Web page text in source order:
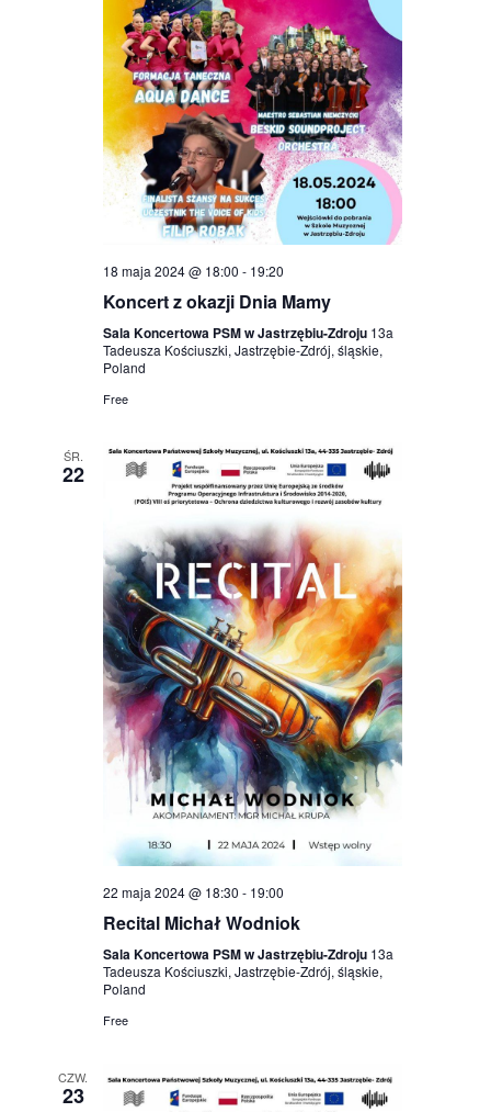
18 maja 2024 @ 18:00 - 19:20
Koncert z okazji Dnia Mamy
Sala Koncertowa PSM w Jastrzębiu-Zdroju 13a
Tadeusza Kościuszki, Jastrzębie-Zdrój, śląskie,
Poland
Free
ŚR.
22
22 maja 2024 @ 18:30 - 19:00
Recital Michał Wodniok
Sala Koncertowa PSM w Jastrzębiu-Zdroju 13a
Tadeusza Kościuszki, Jastrzębie-Zdrój, śląskie,
Poland
Free
CZW.
23